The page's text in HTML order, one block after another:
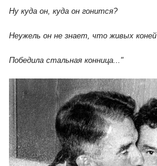
Ну куда он, куда он гонится?
Неужель он не знает, что живых коней
Победила стальная конница..."